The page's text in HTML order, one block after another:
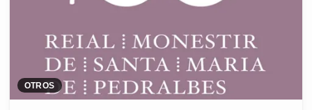
OTROS